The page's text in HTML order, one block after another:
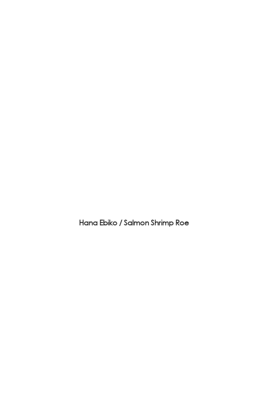
Hana Ebiko / Salmon Shrimp Roe